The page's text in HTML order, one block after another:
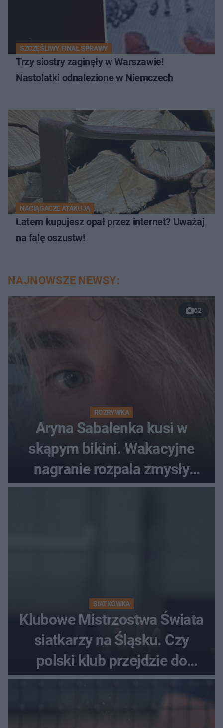
SZCZĘŚLIWY FINAŁ SPRAWY
Trzy siostry zaginęły w Warszawie!
Nastolatki odnalezione w Niemczech
NACIĄGACZE ATAKUJĄ
Latem kupujesz opał przez internet? Uważaj
na falę oszustw!
NAJNOWSZE NEWSY:
62
ROZRYWKA
Aryna Sabalenka kusi w
skąpym bikini. Wakacyjne
nagranie rozpala zmysły
fanów
SIATKÓWKA
Klubowe Mistrzostwa Świata
siatkarzy na Śląsku. Czy
polski klub przejdzie do
historii